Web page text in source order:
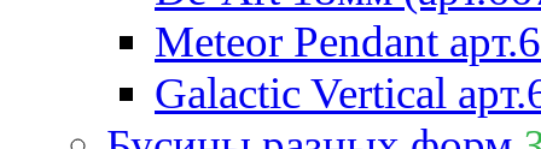
Meteor Pendant
Galactic Vertical